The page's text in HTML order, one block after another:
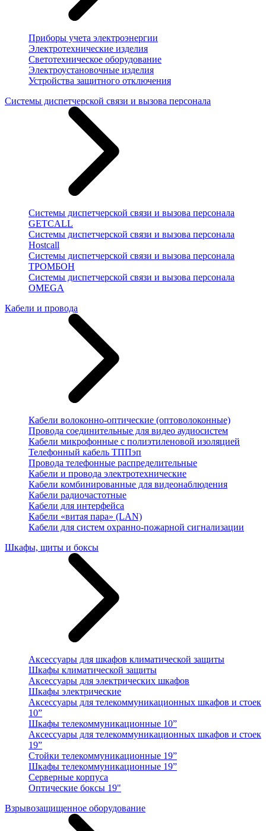
Приборы учета электроэнергии
Электротехнические изделия
Светотехническое оборудование
Электроустановочные изделия
Устройства защитного отключения
Системы диспетчерской связи и вызова персонала
Системы диспетчерской связи и вызова персонала
GETCALL
Системы диспетчерской связи и вызова персонала
Hostcall
Системы диспетчерской связи и вызова персонала
ТРОМБОН
Системы диспетчерской связи и вызова персонала
OMEGA
Кабели и провода
Кабели волоконно-оптические (оптоволоконные)
Провода соединительные для видео аудиосистем
Кабели микрофонные с полиэтиленовой изоляцией
Телефонный кабель ТППэп
Провода телефонные распределительные
Кабели и провода электротехнические
Кабели комбинированные для видеонаблюдения
Кабели радиочастотные
Кабели для интерфейса
Кабели «витая пара» (LAN)
Кабели для систем охранно-пожарной сигнализации
Шкафы, щиты и боксы
Аксессуары для шкафов климатической защиты
Шкафы климатической защиты
Аксессуары для электрических шкафов
Шкафы электрические
Аксессуары для телекоммуникационных шкафов и стоек
10”
Шкафы телекоммуникационные 10”
Аксессуары для телекоммуникационных шкафов и стоек
19”
Стойки телекоммуникационные 19”
Шкафы телекоммуникационные 19”
Серверные корпуса
Оптические боксы 19"
Взрывозащищенное оборудование